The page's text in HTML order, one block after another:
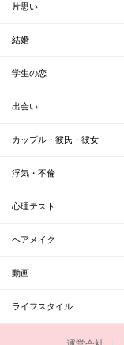
片思い
結婚
学生の恋
出会い
カップル・彼氏・彼女
浮気・不倫
心理テスト
ヘアメイク
動画
ライフスタイル